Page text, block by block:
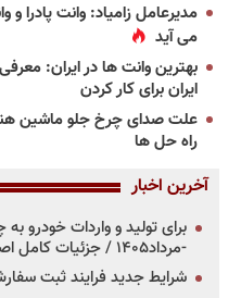
مدیرعامل زامیاد: وانت پادرا و
می آید
ایران برای کار کردن
علت صدای چرخ جلو ماشین
راه حل ها
آخرین اخبار
برای تولید و واردات خودرو
-مرداد۱۴۰۵ / جزئیات کامل اصلاحیه آیین‌نامه اجرایی ماده ۱۰
شرایط جدید فرایند ثبت